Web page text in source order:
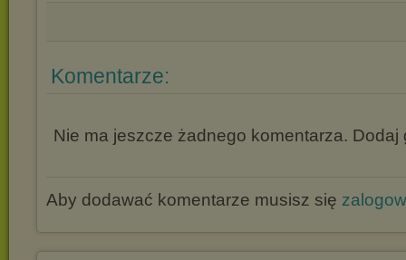
Komentarze:
Nie ma jeszcze żadnego komentarza. Dodaj
Aby dodawać komentarze musisz się